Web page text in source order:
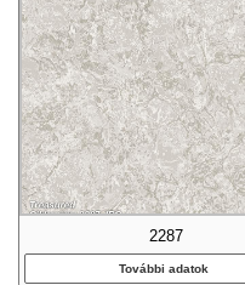
2287
További adatok